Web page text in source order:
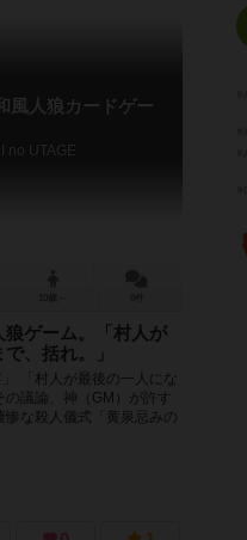
風人狼カードゲー
no UTAGE
ゲーム。「村人が
、括れ。」
「村人が最後の一人にな
議論、神（GM）が許す
惨な殺人儀式「黄泉忌みの